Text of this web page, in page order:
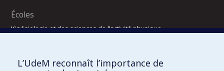
Écoles
Kinésiologie et des sciences de l’activité physique
L’UdeM reconnaît l’importance de